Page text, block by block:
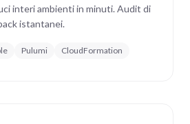
interi ambienti in minuti. Audit di
istantanei.
Pulumi CloudFormation